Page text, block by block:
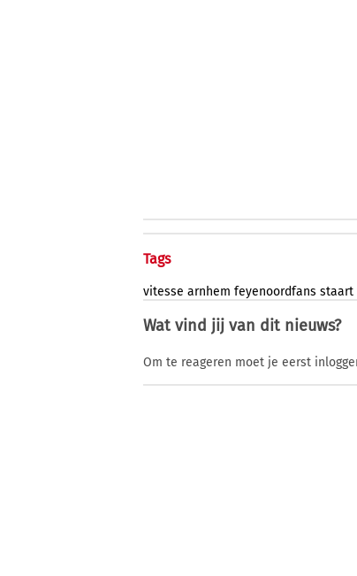
Tags
vitesse arnhem feyenoordfans staart
Wat vind jij van dit nieuws?
Om te reageren moet je eerst